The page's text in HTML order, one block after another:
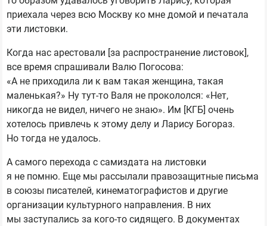
приехала через всю Москву ко мне домой и печатала
эти листовки.
Когда нас арестовали [за распространение листовок],
все время спрашивали Валю Погосова:
«А не приходила ли к вам такая женщина, такая
маленькая?» Ну тут-то Валя не прокололся: «Нет,
никогда не видел, ничего не знаю». Им [КГБ] очень
хотелось привлечь к этому делу и Ларису Богораз.
Но тогда не удалось.
А самого перехода с самиздата на листовки
я не помню. Еще мы рассылали правозащитные письма
в союзы писателей, кинематографистов и другие
организации культурного направления. В них
мы заступались за кого-то сидящего. В документах